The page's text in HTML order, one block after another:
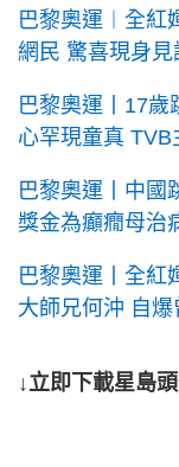
巴黎奧運︱全紅
網民 驚喜現身
巴黎奧運丨17歲
心罕現童真
巴黎奧運丨中國
獎金為癲癇母治
巴黎奧運丨全紅
大師兄何沖 自
↓立即下載星島